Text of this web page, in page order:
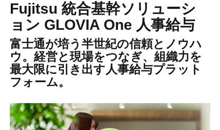
Fujitsu 統合基幹ソリューシ
ョン GLOVIA One 人事給与
富士通が培う半世紀の信頼とノウハ
ウ。経営と現場をつなぎ、組織力を
最大限に引き出す人事給与プラット
フォーム。